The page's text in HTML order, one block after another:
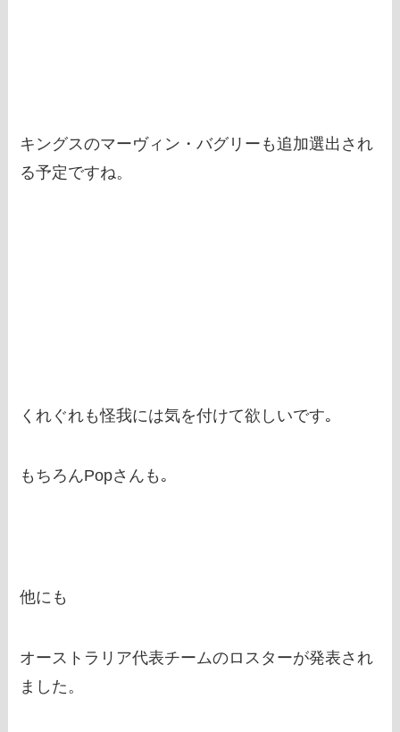
キングスのマーヴィン・バグリーも追加選出され
る予定ですね。
くれぐれも怪我には気を付けて欲しいです｡
もちろんPopさんも｡
他にも
オーストラリア代表チームのロスターが発表され
ました。